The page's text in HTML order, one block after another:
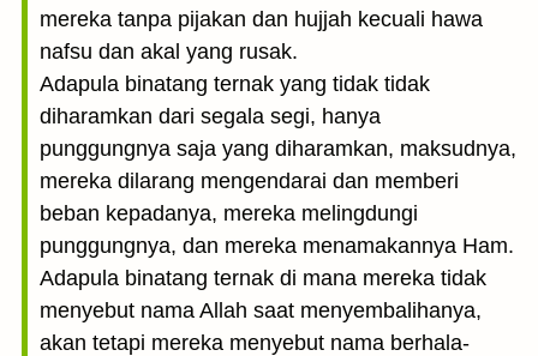
mereka tanpa pijakan dan hujjah kecuali hawa
nafsu dan akal yang rusak.
Adapula binatang ternak yang tidak tidak
diharamkan dari segala segi, hanya
punggungnya saja yang diharamkan, maksudnya,
mereka dilarang mengendarai dan memberi
beban kepadanya, mereka melingdungi
punggungnya, dan mereka menamakannya Ham.
Adapula binatang ternak di mana mereka tidak
menyebut nama Allah saat menyembalihanya,
akan tetapi mereka menyebut nama berhala-